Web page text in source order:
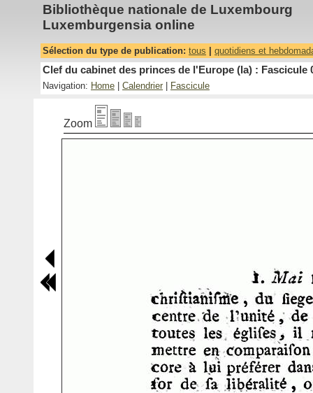
Bibliothèque nationale de Luxembourg
Luxemburgensia online
Sélection du type de publication: tous quotidiens et
Clef du cabinet des princes de l'Europe (la) : Fascicule
Navigation: Home Calendrier Fascicule
Zoom